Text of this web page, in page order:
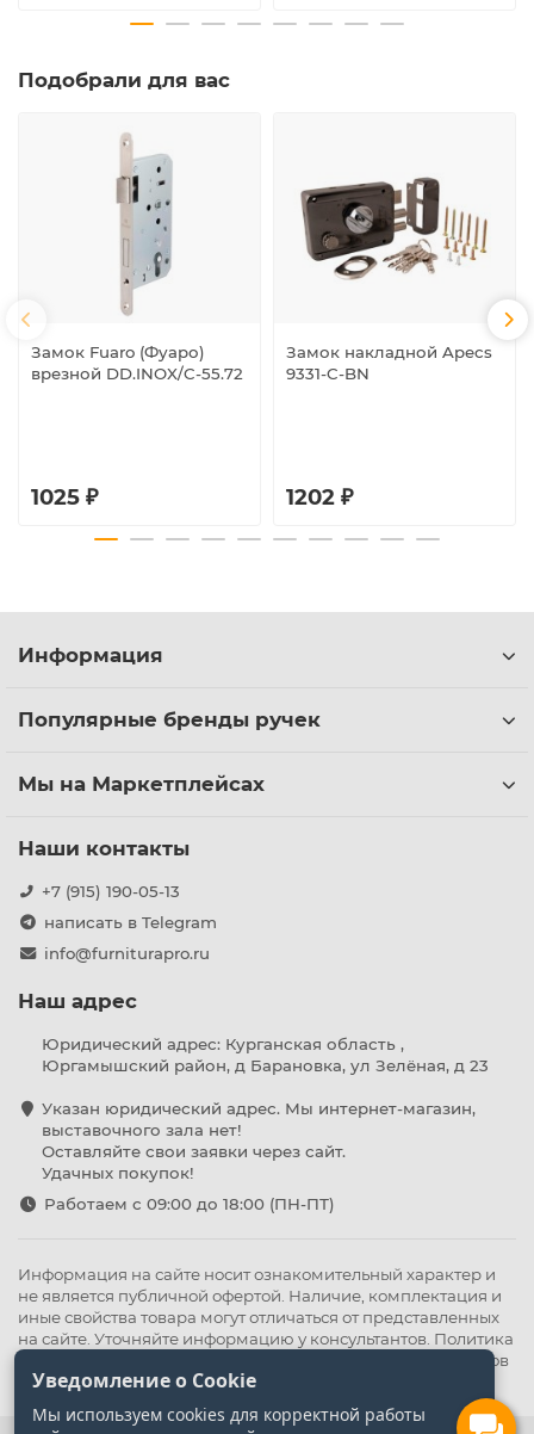
Подобрали для вас
Замок Fuaro (Фуаро)
врезной DD.INOX/C-55.72
1025 ₽
Замок накладной Apecs
9331-C-BN
1202 ₽
Информация
Популярные бренды ручек
Мы на Маркетплейсах
Наши контакты
+7 (915) 190-05-13
написать в Telegram
info@furniturapro.ru
Наш адрес
Юридический адрес: Курганская область ,
Юргамышский район, д Барановка, ул Зелёная, д 23
Указан юридический адрес. Мы интернет-магазин,
выставочного зала нет!
Оставляйте свои заявки через сайт.
Удачных покупок!
Работаем с 09:00 до 18:00 (ПН-ПТ)
Информация на сайте носит ознакомительный характер и
не является публичной офертой. Наличие, комплектация и
иные свойства товара могут отличаться от представленных
на сайте. Уточняйте информацию у консультантов. Политика
Политика обработки файлов
cookie
Уведомление о Cookie
Мы используем cookies для корректной работы